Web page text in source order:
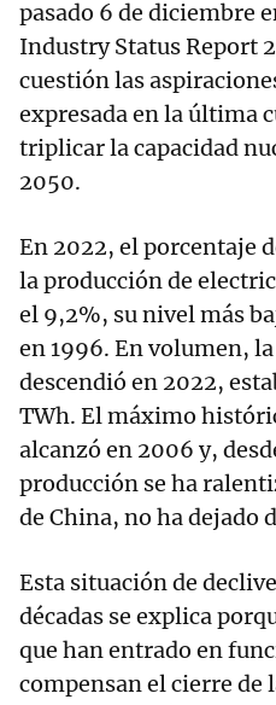
pasado 6 de diciembre
Industry Status Report
cuestión las
expresada en la última
triplicar la capacidad
2050.
En 2022, el porcentaje
la producción de
el 9,2%, su nivel más
en 1996. En volumen,
descendió en 2022,
TWh. El máximo
alcanzó en 2006 y,
producción se ha
de China, no ha dejado
Esta situación de
décadas se explica
que han entrado en
compensan el cierre de